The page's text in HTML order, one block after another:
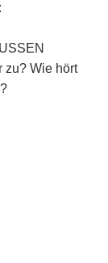
zu? Wie hört